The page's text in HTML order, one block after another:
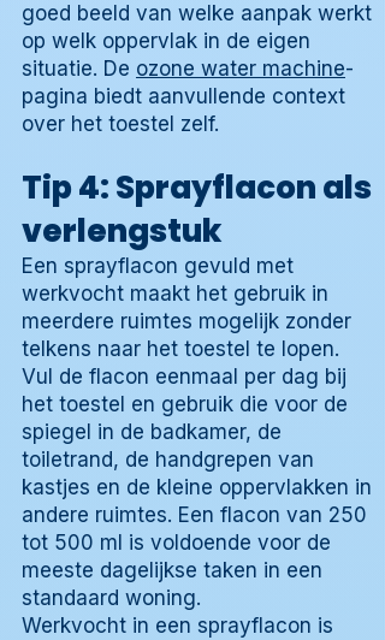
goed beeld van welke aanpak werkt
op welk oppervlak in de eigen
situatie. De ozone water machine-
pagina biedt aanvullende context
over het toestel zelf.
Tip 4: Sprayflacon als
verlengstuk
Een sprayflacon gevuld met
werkvocht maakt het gebruik in
meerdere ruimtes mogelijk zonder
telkens naar het toestel te lopen.
Vul de flacon eenmaal per dag bij
het toestel en gebruik die voor de
spiegel in de badkamer, de
toiletrand, de handgrepen van
kastjes en de kleine oppervlakken in
andere ruimtes. Een flacon van 250
tot 500 ml is voldoende voor de
meeste dagelijkse taken in een
standaard woning.
Werkvocht in een sprayflacon is